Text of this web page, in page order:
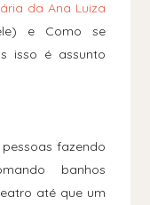
da Ana Luiza
e Como se
isso é assunto
fazendo
banhos
até que um